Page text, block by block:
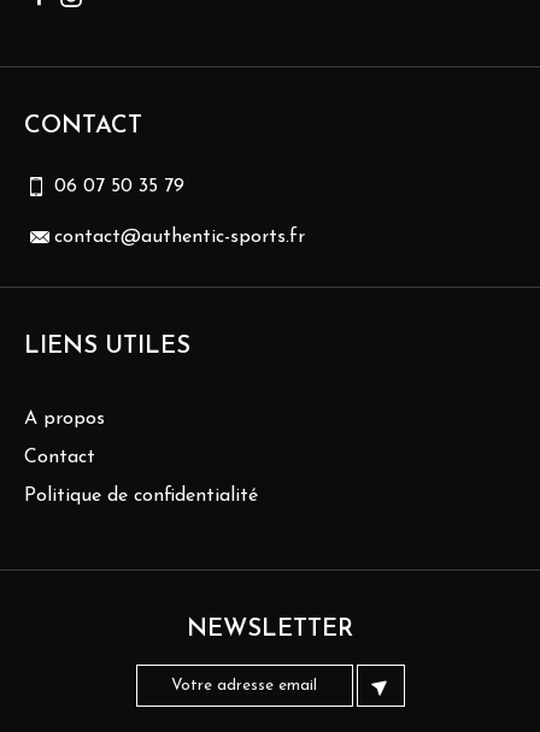
CONTACT
06 07 50 35 79
contact@authentic-sports.fr
LIENS UTILES
A propos
Contact
Politique de confidentialité
NEWSLETTER